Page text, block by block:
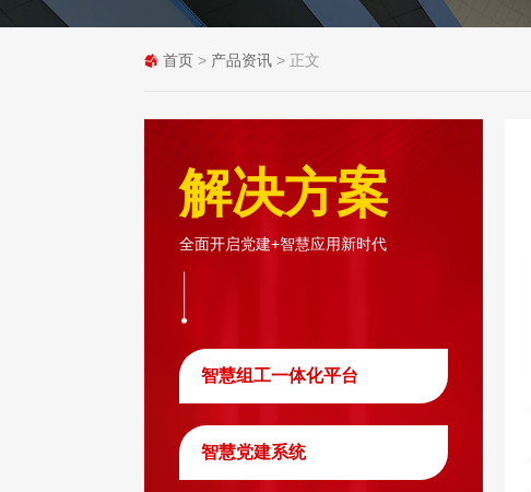
首页 > 产品资讯 > 正文
解决方案
全面开启党建+智慧应用新时代
智慧组工一体化平台
智慧党建系统